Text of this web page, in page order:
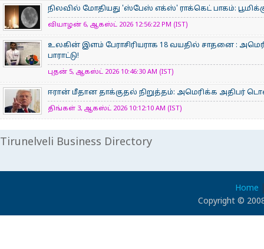
நிலவில் மோதியது 'ஸ்பேஸ் எக்ஸ்' ராக்கெட் பாகம்:
வியாழன் 6, ஆகஸ்ட் 2026 12:56:22 PM (IST)
உலகின் இளம் பேராசிரிய​ராக 18 வயதில் சாதனை :
பாராட்டு!
புதன் 5, ஆகஸ்ட் 2026 10:46:30 AM (IST)
ஈரான் மீதான தாக்குதல் நிறுத்தம்: அமெரிக்க அதிபர்
திங்கள் 3, ஆகஸ்ட் 2026 10:12:10 AM (IST)
Tirunelveli Business Directory
Home
Copyright ©